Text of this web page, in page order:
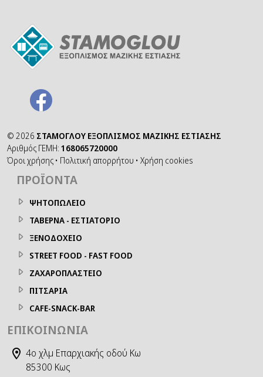
© 2026 ΣΤΑΜΟΓΛΟΥ ΕΞΟΠΛΙΣΜΟΣ ΜΑΖΙΚΗΣ ΕΣΤΙΑΣΗΣ
Αριθμός ΓΕΜΗ: 168065720000
Όροι χρήσης • Πολιτική απορρήτου • Χρήση cookies
ΠΡΟΪΌΝΤΑ
ΨΗΤΟΠΩΛΕΙΟ
ΤΑΒΕΡΝΑ - ΕΣΤΙΑΤΟΡΙΟ
ΞΕΝΟΔΟΧΕΙΟ
STREET FOOD - FAST FOOD
ΖΑΧΑΡΟΠΛΑΣΤΕΙΟ
ΠΙΤΣΑΡΙΑ
CAFE-SNACK-BAR
ΕΠΙΚΟΙΝΩΝΊΑ
4ο χλμ Επαρχιακής οδού Κω
85300 Κως